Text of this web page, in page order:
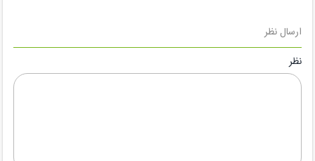
ارسال نظر
نظر